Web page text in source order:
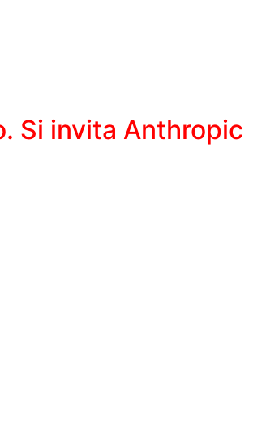
Si invita Anthropic